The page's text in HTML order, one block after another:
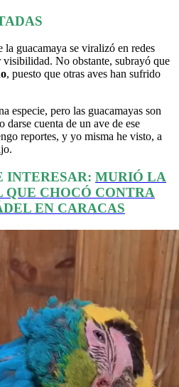
guacamaya se viralizó en redes
visibilidad. No obstante, subrayó que
, puesto que otras aves han sufrido
especie, pero las guacamayas son
cuenta de un ave de ese
reportes, y yo misma he visto, a
INTERESAR: MURIÓ LA
CHOCÓ CONTRA
EN CARACAS